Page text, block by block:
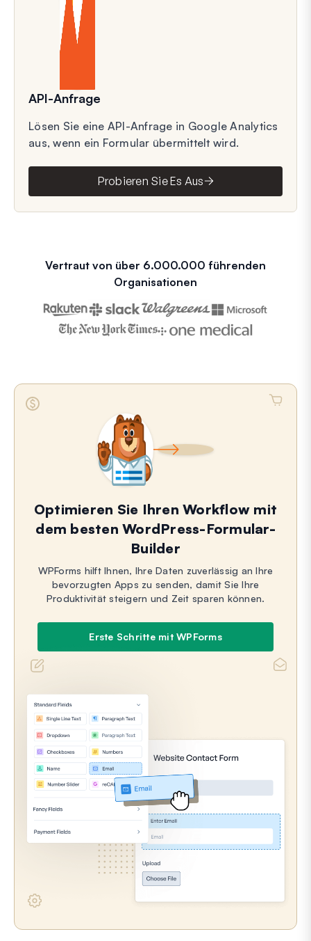
API-Anfrage
Lösen Sie eine API-Anfrage in Google Analytics
aus, wenn ein Formular übermittelt wird.
Probieren Sie Es Aus
Vertraut von über 6.000.000 führenden
Organisationen
Optimieren Sie Ihren Workflow mit
dem besten WordPress-Formular-
Builder
WPForms hilft Ihnen, Ihre Daten zuverlässig an Ihre
bevorzugten Apps zu senden, damit Sie Ihre
Produktivität steigern und Zeit sparen können.
Erste Schritte mit WPForms